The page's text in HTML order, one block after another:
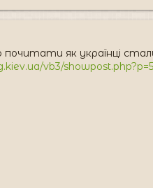
почитати як українці
vb3/